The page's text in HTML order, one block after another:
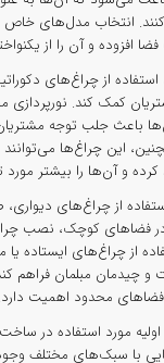
کنند. انتخاب مدل‌های
افزوده و آن را از
از چراغ‌های
کمک کند. نورپردازی
باعث جلب توجه
این چراغ‌ها می‌توانند
و آن‌ها را بیشتر مورد
از چراغ‌های
فضاهای کوچک، نصب
از چراغ‌های ایستاده یا
و چیدمان مبلمان فراهم
فضاهای محدود اهمیت دارد.
مورد استفاده در
با سبک‌های مختلف وجود